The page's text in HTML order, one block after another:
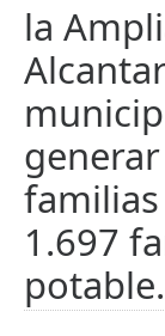
la
1.697
potable.